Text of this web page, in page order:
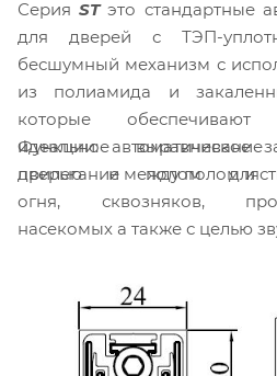
Серия ST это стандартные
для дверей с ТЭП-
бесшумный механизм с
из полиамида и
которые
идеальное
прилегание между полом и
Функции: автоматическое
дверью и полом для
огня, сквозняков,
насекомых а также с целью